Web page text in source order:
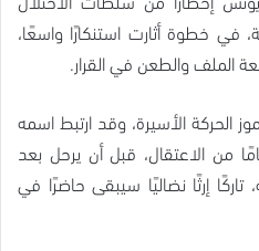
في خطوة أثارت استنكارًا واسعًا،
الملف والطعن في القرار.
الحركة الأسيرة، وقد ارتبط اسمه
من الاعتقال، قبل أن يرحل بعد
إرثًا نضاليًا سيبقى حاضرًا في